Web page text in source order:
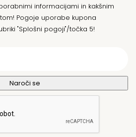
informacijami in kakšnim
Pogoje uporabe kupona
"Splošni pogoji"/točka 5!